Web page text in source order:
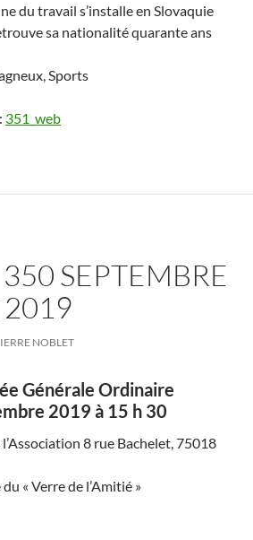
du travail s’installe en Slovaquie
sa nationalité quarante ans
Sports
351_web
SEPTEMBRE
2019
NOBLET
Générale Ordinaire
2019 à 15 h 30
8 rue Bachelet, 75018
« Verre de l’Amitié »